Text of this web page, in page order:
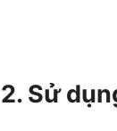
2. Sử